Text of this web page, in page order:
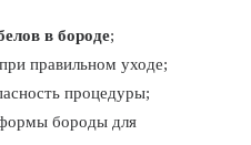
в бороде;
правильном уходе;
процедуры;
бороды для